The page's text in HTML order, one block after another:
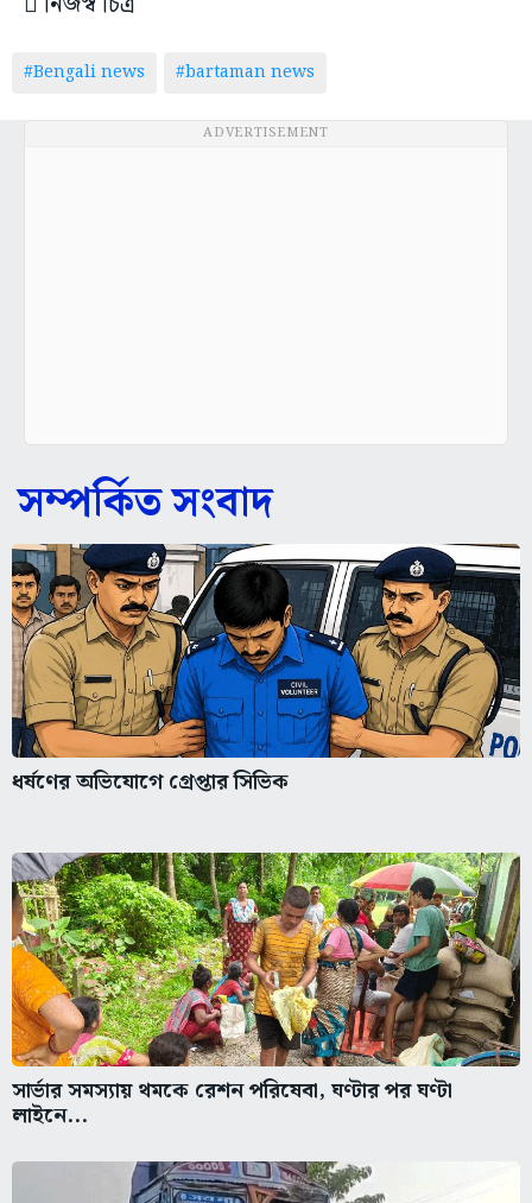
#Bengali news #bartaman news
ADVERTISEMENT
সম্পর্কিত সংবাদ
ধর্ষণের অভিযোগে গ্রেপ্তার সিভিক
সার্ভার সমস্যায় থমকে রেশন পরিষেবা, ঘণ্টার পর ঘণ্টা
লাইনে...